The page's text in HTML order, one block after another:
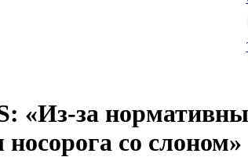
«Из-за
со слоном»